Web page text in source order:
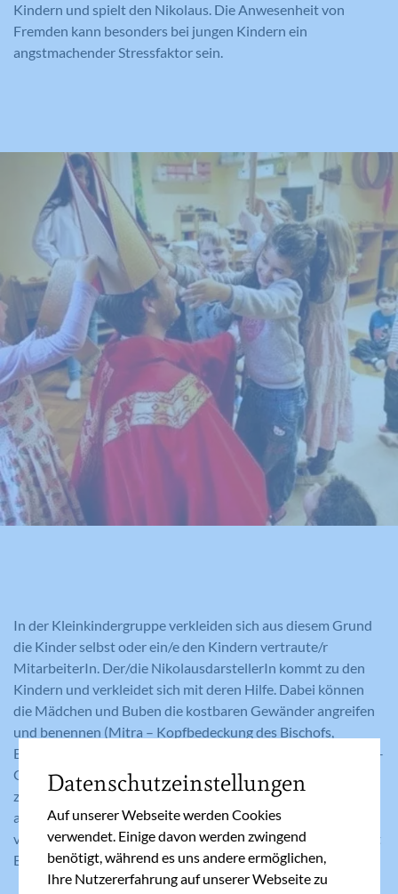
Kindern und spielt den Nikolaus. Die Anwesenheit von
Fremden kann besonders bei jungen Kindern ein
angstmachender Stressfaktor sein.
In der Kleinkindergruppe verkleiden sich aus diesem Grund
die Kinder selbst oder ein/e den Kindern vertraute/r
MitarbeiterIn. Der/die NikolausdarstellerIn kommt zu den
Kindern und verkleidet sich mit deren Hilfe. Dabei können
die Mädchen und Buben die kostbaren Gewänder angreifen
und benennen (Mitra – Kopfbedeckung des Bischofs,
Bischofsstab, Albe – Untergewand, Messgewand, Zingulum –
Gürtel, …). Wichtig dabei ist, dass der/die DarstellerIn nicht
zur Unkenntlichkeit verkleidet wird. Aus diesem Grund wird
auf den künstlichen Bart, der das Gesicht verdeckt,
verzichtet. Es sei denn, der Wunsch nach der Verkleidung mit
Bart geht von den Kindern aus.
Datenschutzeinstellungen
Auf unserer Webseite werden Cookies
verwendet. Einige davon werden zwingend
benötigt, während es uns andere ermöglichen,
Ihre Nutzererfahrung auf unserer Webseite zu